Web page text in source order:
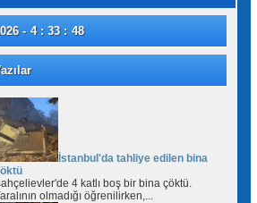
- 4 : 33 : 49
İstanbul'da tahliye edilen bina
4 katlı boş bir bina çöktü.
olmadığı öğrenilirken,...